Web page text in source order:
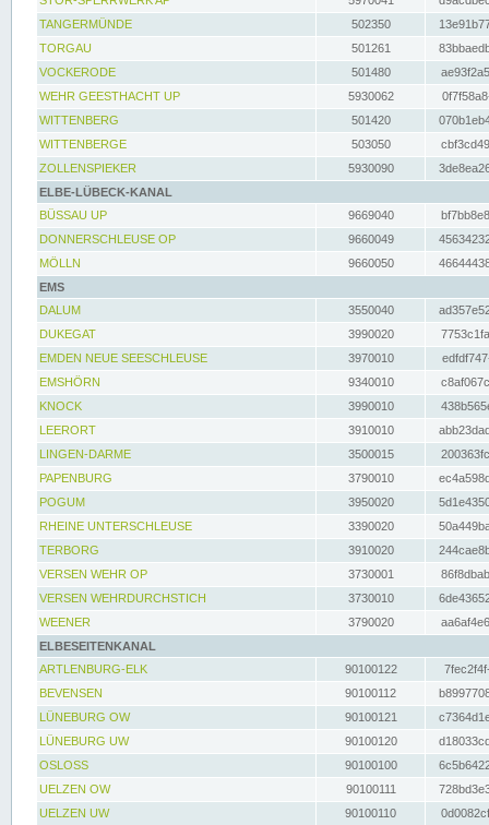
TANGERMÜNDE
502350
TORGAU
501261
VOCKERODE
501480
WEHR GEESTHACHT UP
5930062
WITTENBERG
501420
WITTENBERGE
503050
ZOLLENSPIEKER
5930090
ELBE-LÜBECK-KANAL
BÜSSAU UP
9669040
DONNERSCHLEUSE OP
9660049
MÖLLN
9660050
EMS
DALUM
3550040
DUKEGAT
3990020
EMDEN NEUE SEESCHLEUSE
3970010
EMSHÖRN
9340010
KNOCK
3990010
LEERORT
3910010
LINGEN-DARME
3500015
PAPENBURG
3790010
POGUM
3950020
RHEINE UNTERSCHLEUSE
3390020
TERBORG
3910020
VERSEN WEHR OP
3730001
VERSEN WEHRDURCHSTICH
3730010
WEENER
3790020
ELBESEITENKANAL
ARTLENBURG-ELK
90100122
BEVENSEN
90100112
LÜNEBURG OW
90100121
LÜNEBURG UW
90100120
OSLOSS
90100100
UELZEN OW
90100111
UELZEN UW
90100110